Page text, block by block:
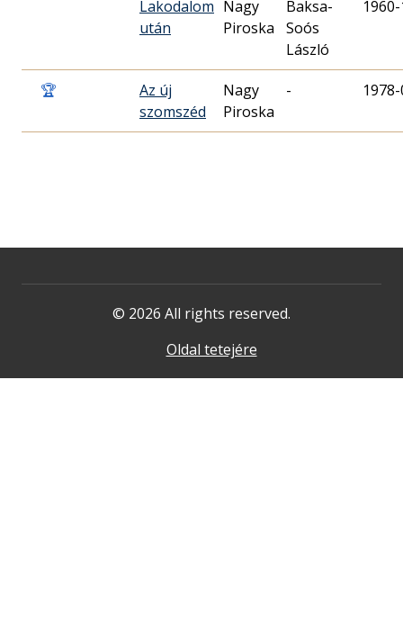
Lakodalom
után
Nagy
Piroska
Baksa-
Soós
László
🏆
Az új
szomszéd
Nagy
Piroska
-
© 2026 All rights reserved.
Oldal tetejére